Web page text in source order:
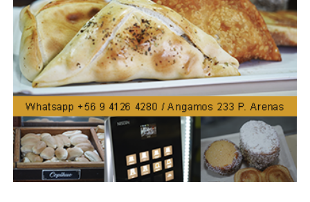
con apoyos a la comunidad en distintas áreas.
Es así como Cermaq ha entregado abarrotes e insumos
de higiene y protección personal en las comunidades
donde opera, esto es: Licán, Trafún, Rahue, Cancura,
Calbuco, Pargua, Puerto Montt, Ancud, Quemchi, Chonchi,
Quellón, Puerto Aysén, Coyhaique, Río Verde y Punta
Arenas.
Además, de donar elementos escolares y computadores
para niños que realizan clases online y que no cuentan